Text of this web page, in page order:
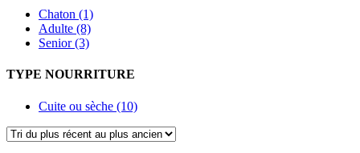
Chaton (1)
Adulte (8)
Senior (3)
TYPE NOURRITURE
Cuite ou sèche (10)